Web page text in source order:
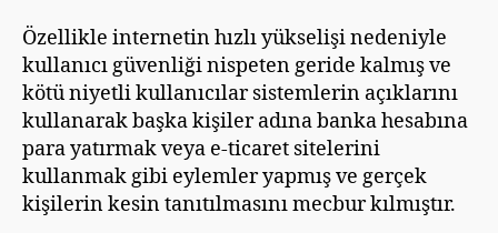
Özellikle internetin hızlı yükselişi nedeniyle
kullanıcı güvenliği nispeten geride kalmış ve
kötü niyetli kullanıcılar sistemlerin açıklarını
kullanarak başka kişiler adına banka hesabına
para yatırmak veya e-ticaret sitelerini
kullanmak gibi eylemler yapmış ve gerçek
kişilerin kesin tanıtılmasını mecbur kılmıştır.